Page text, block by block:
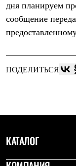
Рубашки
Футболки
Брюки
Теплое термобелье
Среднее
Легкое термобелье
Куртки
Утепленная
дня планируем
сообщение
ПОДЕЛИТЬСЯ
КАТАЛОГ